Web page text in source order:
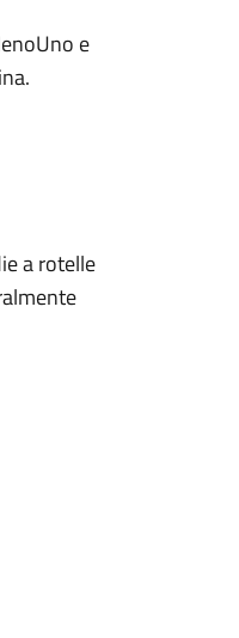
e
a rotelle